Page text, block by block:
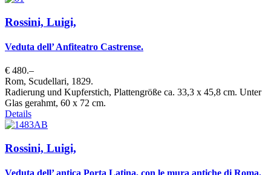
Rossini, Luigi,
Veduta dell’ Anfiteatro Castrense.
€ 480.–
Rom, Scudellari, 1829.
Radierung und Kupferstich, Plattengröße ca. 33,3 x 45,8 cm. Unter
Glas gerahmt, 60 x 72 cm.
Details
Rossini, Luigi,
Veduta dell’ antica Porta Latina, con le mura antiche di Roma.